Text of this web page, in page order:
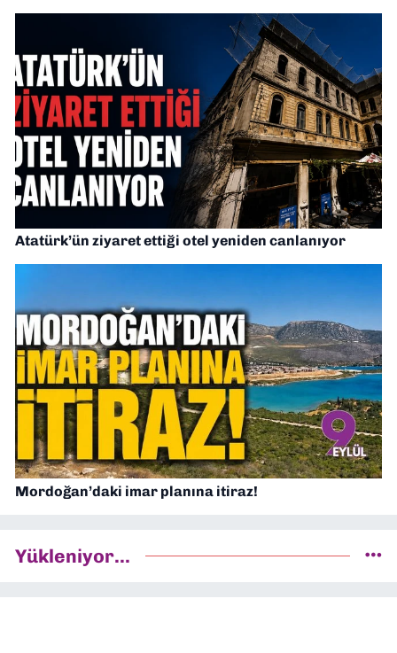
Atatürk’ün ziyaret ettiği otel yeniden canlanıyor
Mordoğan’daki imar planına itiraz!
Yükleniyor...